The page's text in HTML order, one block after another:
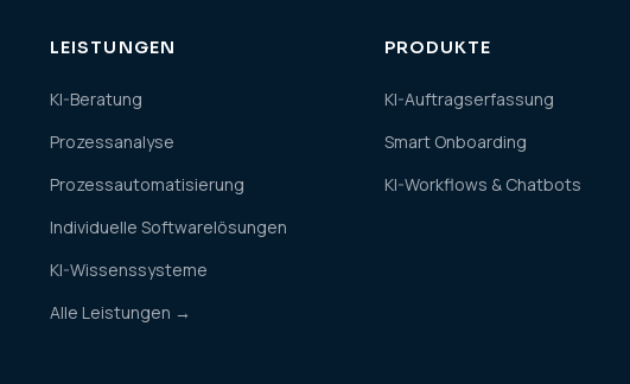
LEISTUNGEN
KI-Beratung
Prozessanalyse
Prozessautomatisierung
Individuelle Softwarelösungen
KI-Wissenssysteme
Alle Leistungen →
PRODUKTE
KI-Auftragserfassung
Smart Onboarding
KI-Workflows & Chatbots